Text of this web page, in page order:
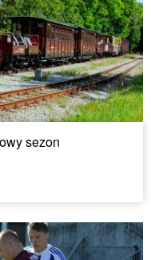
sezon